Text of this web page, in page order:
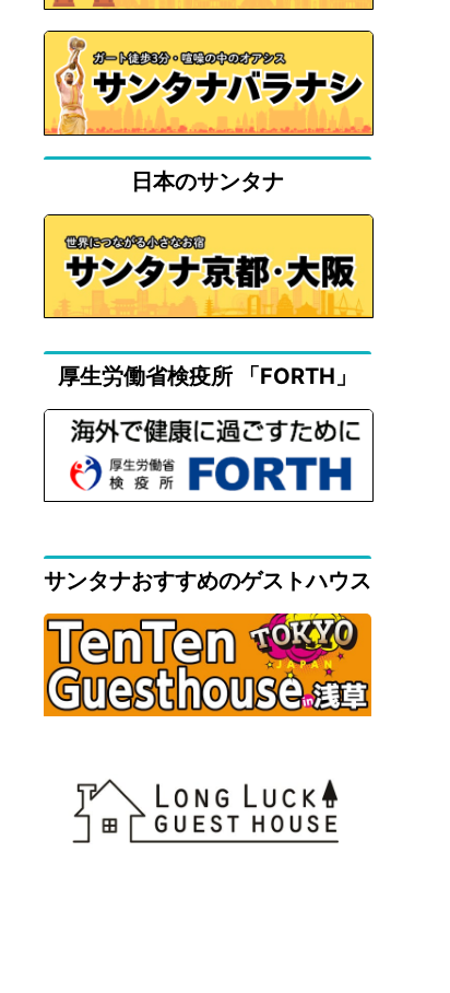
日本のサンタナ
厚生労働省検疫所 「FORTH」
サンタナおすすめのゲストハウス